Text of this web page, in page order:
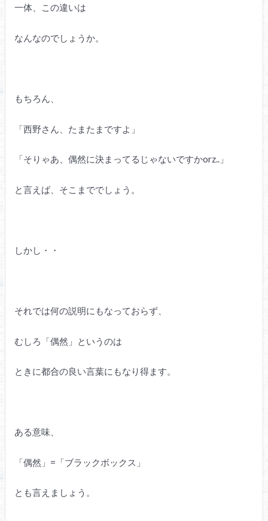
一体、この違いは
なんなのでしょうか。
もちろん、
「西野さん、たまたまですよ」
「そりゃあ、偶然に決まってるじゃないですかorz..」
と言えば、そこまででしょう。
しかし・・
それでは何の説明にもなっておらず、
むしろ「偶然」というのは
ときに都合の良い言葉にもなり得ます。
ある意味、
「偶然」=「ブラックボックス」
とも言えましょう。